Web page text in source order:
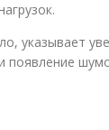
указывает
появление